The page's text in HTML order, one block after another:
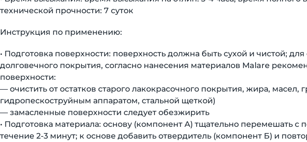
технической прочности: 7 суток
Инструкция по применению:
• Подготовка поверхности: поверхность должна быть сухой и чистой;
долговечного покрытия, согласно нанесения материалов Malare
поверхности:
— очистить от остатков старого лакокрасочного покрытия, жира,
гидропескоструйным аппаратом, стальной щеткой)
— замасленные поверхности следует обезжирить
• Подготовка материала: основу (компонент А) тщательно перемешать
течение 2-3 минут; к основе добавить отвердитель (компонент Б) и